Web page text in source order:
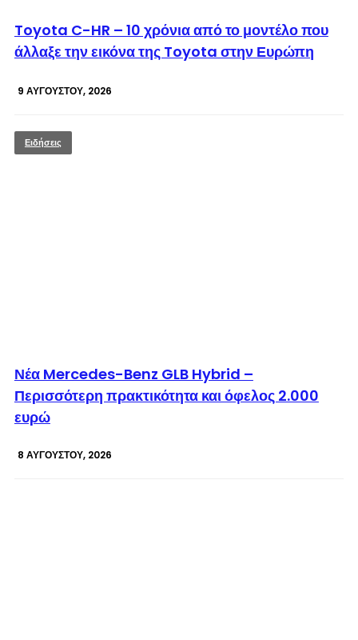
Toyota C-HR – 10 χρόνια από το μοντέλο που
άλλαξε την εικόνα της Toyota στην Ευρώπη
9 ΑΥΓΟΎΣΤΟΥ, 2026
Ειδήσεις
Νέα Mercedes-Benz GLB Hybrid –
Περισσότερη πρακτικότητα και όφελος 2.000
ευρώ
8 ΑΥΓΟΎΣΤΟΥ, 2026